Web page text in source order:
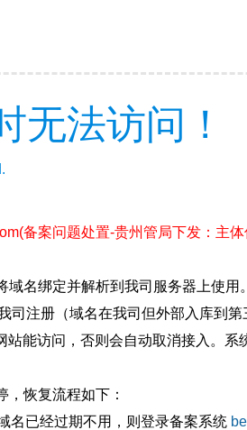
无法访问！
(备案问题处置-贵州管局下发：主
域名绑定并解析到我司服务器上使
司注册（域名在我司但外部入库到
能访问，否则会自动取消接入。
恢复流程如下：
名已经过期不用，则登录备案系统